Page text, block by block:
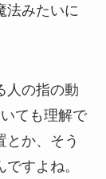
法みたいに
人の指の動
ても理解で
とか、そう
すよね。